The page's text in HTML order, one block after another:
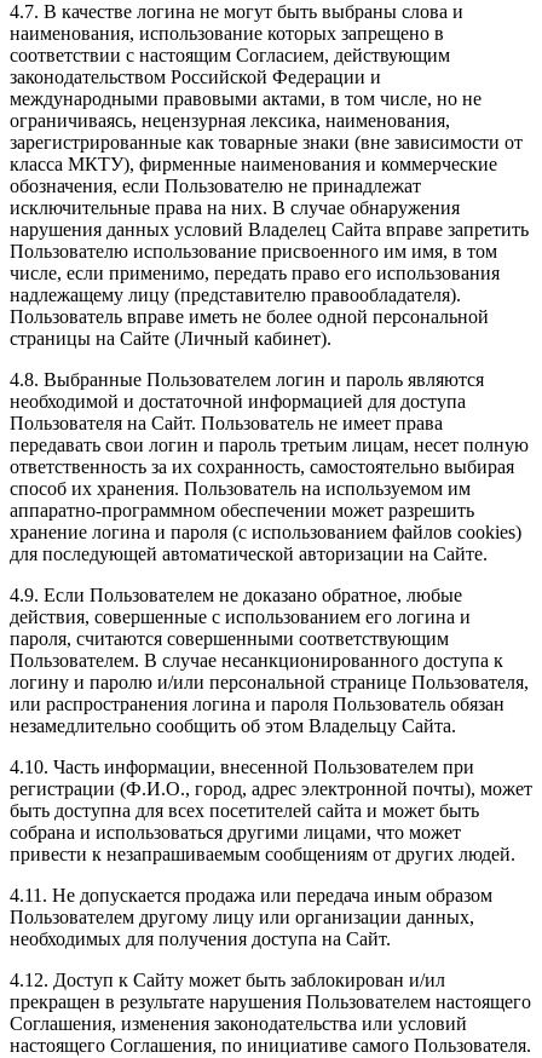
4.7. В качестве логина не могут быть выбраны слова и
наименования, использование которых запрещено в
соответствии с настоящим Согласием, действующим
законодательством Российской Федерации и
международными правовыми актами, в том числе, но не
ограничиваясь, нецензурная лексика, наименования,
зарегистрированные как товарные знаки (вне зависимости от
класса МКТУ), фирменные наименования и коммерческие
обозначения, если Пользователю не принадлежат
исключительные права на них. В случае обнаружения
нарушения данных условий Владелец Сайта вправе запретить
Пользователю использование присвоенного им имя, в том
числе, если применимо, передать право его использования
надлежащему лицу (представителю правообладателя).
Пользователь вправе иметь не более одной персональной
страницы на Сайте (Личный кабинет).
4.8. Выбранные Пользователем логин и пароль являются
необходимой и достаточной информацией для доступа
Пользователя на Сайт. Пользователь не имеет права
передавать свои логин и пароль третьим лицам, несет полную
ответственность за их сохранность, самостоятельно выбирая
способ их хранения. Пользователь на используемом им
аппаратно-программном обеспечении может разрешить
хранение логина и пароля (с использованием файлов cookies)
для последующей автоматической авторизации на Сайте.
4.9. Если Пользователем не доказано обратное, любые
действия, совершенные с использованием его логина и
пароля, считаются совершенными соответствующим
Пользователем. В случае несанкционированного доступа к
логину и паролю и/или персональной странице Пользователя,
или распространения логина и пароля Пользователь обязан
незамедлительно сообщить об этом Владельцу Сайта.
4.10. Часть информации, внесенной Пользователем при
регистрации (Ф.И.О., город, адрес электронной почты), может
быть доступна для всех посетителей сайта и может быть
собрана и использоваться другими лицами, что может
привести к незапрашиваемым сообщениям от других людей.
4.11. Не допускается продажа или передача иным образом
Пользователем другому лицу или организации данных,
необходимых для получения доступа на Сайт.
4.12. Доступ к Сайту может быть заблокирован и/ил
прекращен в результате нарушения Пользователем настоящего
Соглашения, изменения законодательства или условий
настоящего Соглашения, по инициативе самого Пользователя.